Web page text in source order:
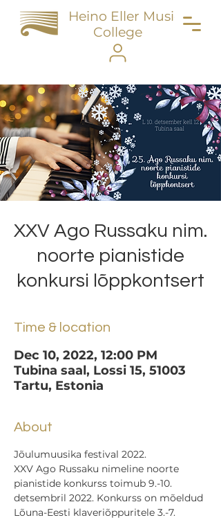
Heino Eller Music
College
XXV Ago Russaku nim.
noorte pianistide
konkursi lõppkontsert
Time & location
Dec 10, 2022, 12:00 PM
Tubina saal, Lossi 15, 51003
Tartu, Estonia
About
Jõulumuusika festival 2022.
XXV Ago Russaku nimeline noorte
pianistide konkurss toimub 9.-10.
detsembril 2022. Konkurss on mõeldud
Lõuna-Eesti klaveriõppuritele 3.-7.